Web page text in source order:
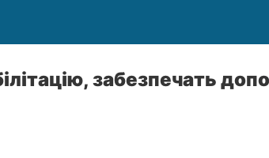
забезпечать